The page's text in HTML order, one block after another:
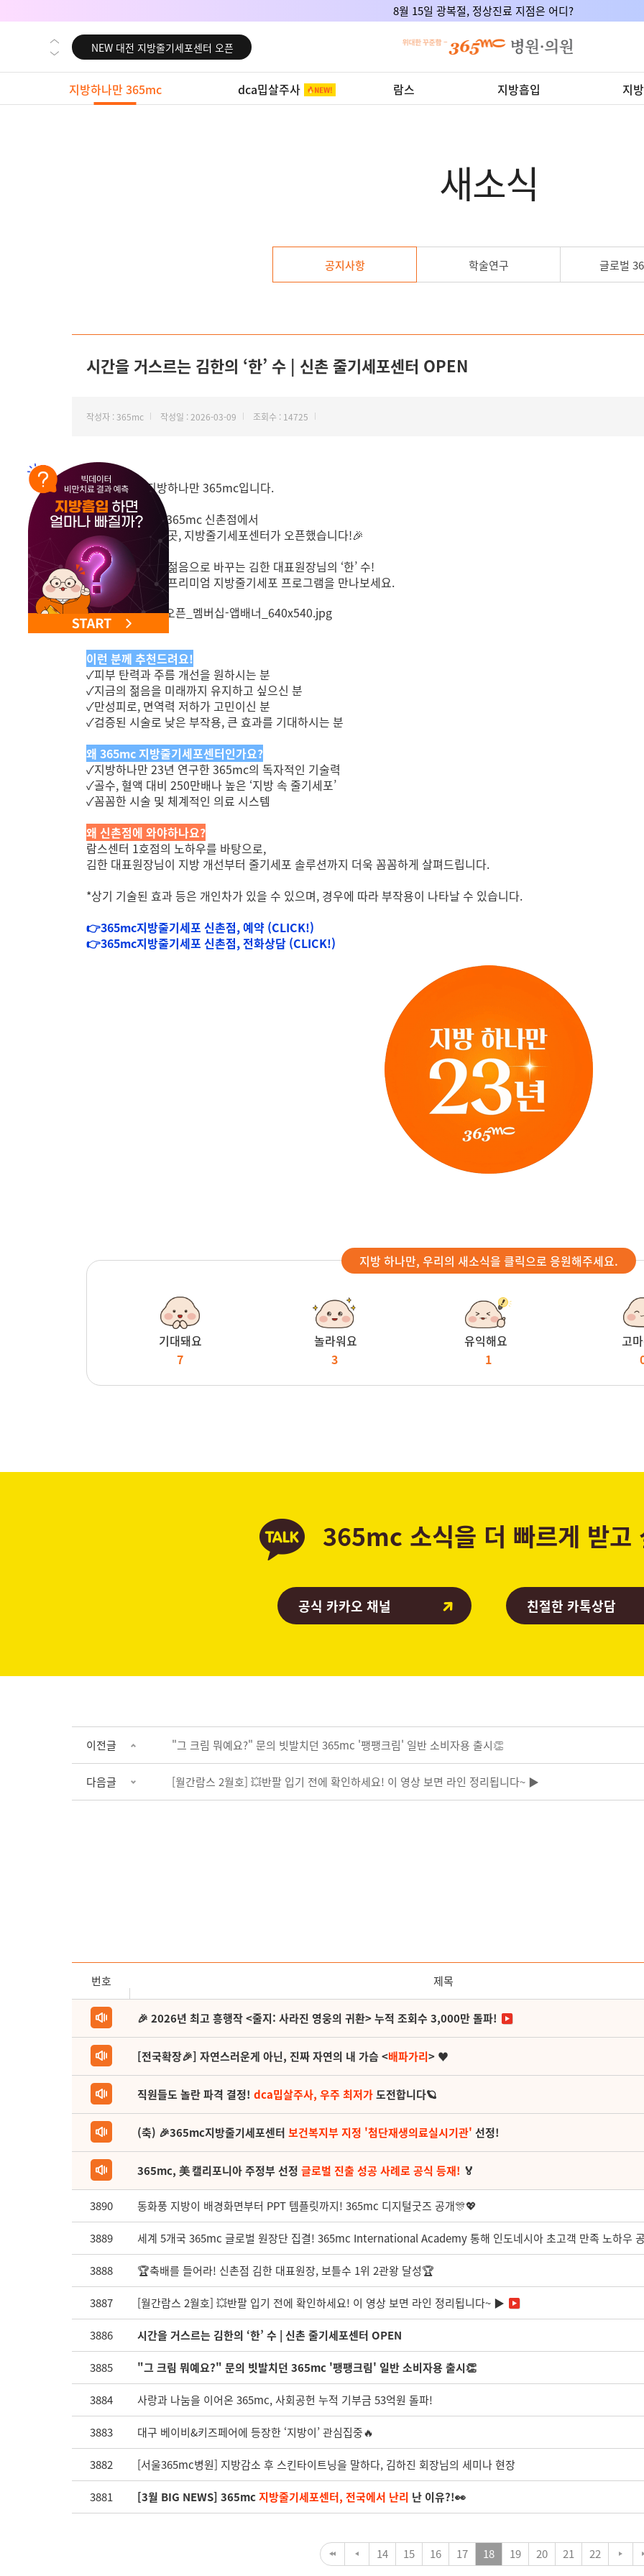
8월 15일 광복절, 정상진료 지점은 어디?
NEW 대전 지방줄기세포센터 오픈
NEW 노원 지방줄기세포센터 오픈
NEW 미국 LA점 오픈
NEW 부산 지방줄기세포센터 오픈
지방하나만 365mc dca밉살주사 람스 지방흡입 지
새소식
공지사항 학술연구 글로벌
시간을 거스르는 김한의 ‘한’ 수 | 신촌 줄기세포센터 OPEN
작성자 : 365mc 작성일 : 2026-03-09 조회수 : 14725
안녕하세요, 지방하나만 365mc입니다.
람스센터 1호점, 365mc 신촌점에서
시간을 거스르는 곳, 지방줄기세포센터가 오픈했습니다!🎉
버려지던 지방을 젊음으로 바꾸는 김한 대표원장님의 ‘한’ 수!
시간을 거스르는 프리미엄 지방줄기세포 프로그램을 만나보세요.
이런 분께 추천드려요!
✓피부 탄력과 주름 개선을 원하시는 분
✓지금의 젊음을 미래까지 유지하고 싶으신 분
✓만성피로, 면역력 저하가 고민이신 분
✓검증된 시술로 낮은 부작용, 큰 효과를 기대하시는 분
왜 365mc 지방줄기세포센터인가요?
✓지방하나만 23년 연구한 365mc의 독자적인 기술력
✓골수, 혈액 대비 250만배나 높은 ‘지방 속 줄기세포’
✓꼼꼼한 시술 및 체계적인 의료 시스템
왜 신촌점에 와야하나요?
람스센터 1호점의 노하우를 바탕으로,
김한 대표원장님이 지방 개선부터 줄기세포 솔루션까지 더욱 꼼꼼하게 살펴드립니다.
*상기 기술된 효과 등은 개인차가 있을 수 있으며, 경우에 따라 부작용이 나타날 수 있습니다.
👉365mc지방줄기세포 신촌점, 예약 (CLICK!)
👉365mc지방줄기세포 신촌점, 전화상담 (CLICK!)
지방 하나만, 우리의 새소식을 클릭으로 응원해주세요.
기대돼요
7
놀라워요
3
유익해요
1
고
365mc 소식을 더 빠르게 받고
공식 카카오 채널 친절한 카톡상담
이전글 "그 크림 뭐예요?" 문의 빗발치던 365mc '팽팽크림' 일반 소비자용 출시👏
다음글 [월간람스 2월호] 💥반팔 입기 전에 확인하세요! 이 영상 보면 라인 정리됩니다~ ▶
번호 제목
🎉 2026년 최고 흥행작 <줄지: 사라진 영웅의 귀환> 누적 조회수 3,000만 돌파!
[전국확장🎉] 자연스러운게 아닌, 진짜 자연의 내 가슴 <배파가리> ♥
직원들도 놀란 파격 결정! dca밉살주사, 우주 최저가도전합니다🪐
(축) 🎉365mc지방줄기세포센터 보건복지부 지정 '첨단재생의료실시기관' 선정!
365mc, 美 캘리포니아 주정부 선정 글로벌 진출 성공 사례로 공식 등재! 🏅
3890 동화풍 지방이 배경화면부터 PPT 템플릿까지! 365mc 디지털굿즈 공개🎊💖
3889 세계 5개국 365mc 글로벌 원장단 집결! 365mc International Academy 통해 인도네시아 초고객 만족 노하우
3888 🏆축배를 들어라! 신촌점 김한 대표원장, 보틀수 1위 2관왕 달성🏆
3887 [월간람스 2월호] 💥반팔 입기 전에 확인하세요! 이 영상 보면 라인 정리됩니다~ ▶
3886 시간을 거스르는 김한의 ‘한’ 수 | 신촌 줄기세포센터 OPEN
3885 "그 크림 뭐예요?" 문의 빗발치던 365mc '팽팽크림' 일반 소비자용 출시👏
3884 사랑과 나눔을 이어온 365mc, 사회공헌 누적 기부금 53억원 돌파!
3883 대구 베이비&키즈페어에 등장한 ‘지방이’ 관심집중🔥
3882 [서울365mc병원] 지방감소 후 스킨타이트닝을 말하다, 김하진 회장님의 세미나 현장
3881 [3월 BIG NEWS] 365mc지방줄기세포센터, 전국에서 난리 난 이유?!👀
14 15 16 17 18 19 20 21 22